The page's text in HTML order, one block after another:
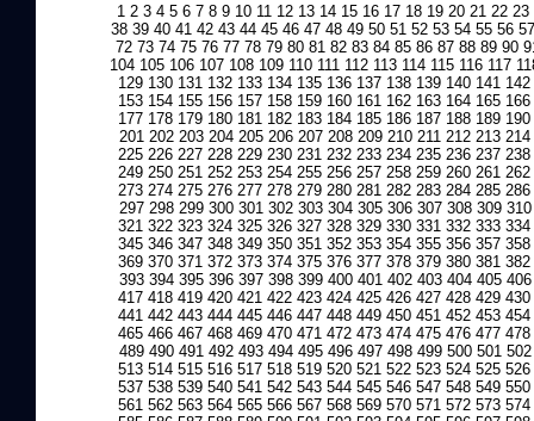
1 2 3 4 5 6 7 8 9 10 11 12 13 14 15 16 17 18 19 20 21 22 23
38 39 40 41 42 43 44 45 46 47 48 49 50 51 52 53 54 55 56
72 73 74 75 76 77 78 79 80 81 82 83 84 85 86 87 88 89 90
104 105 106 107 108 109 110 111 112 113 114 115 116 117
129 130 131 132 133 134 135 136 137 138 139 140 141 142
153 154 155 156 157 158 159 160 161 162 163 164 165 166
177 178 179 180 181 182 183 184 185 186 187 188 189 190
201 202 203 204 205 206 207 208 209 210 211 212 213 214
225 226 227 228 229 230 231 232 233 234 235 236 237 238
249 250 251 252 253 254 255 256 257 258 259 260 261 262
273 274 275 276 277 278 279 280 281 282 283 284 285 286
297 298 299 300 301 302 303 304 305 306 307 308 309 310
321 322 323 324 325 326 327 328 329 330 331 332 333 334
345 346 347 348 349 350 351 352 353 354 355 356 357 358
369 370 371 372 373 374 375 376 377 378 379 380 381 382
393 394 395 396 397 398 399 400 401 402 403 404 405 406
417 418 419 420 421 422 423 424 425 426 427 428 429 430
441 442 443 444 445 446 447 448 449 450 451 452 453 454
465 466 467 468 469 470 471 472 473 474 475 476 477 478
489 490 491 492 493 494 495 496 497 498 499 500 501 502
513 514 515 516 517 518 519 520 521 522 523 524 525 526
537 538 539 540 541 542 543 544 545 546 547 548 549 550
561 562 563 564 565 566 567 568 569 570 571 572 573 574